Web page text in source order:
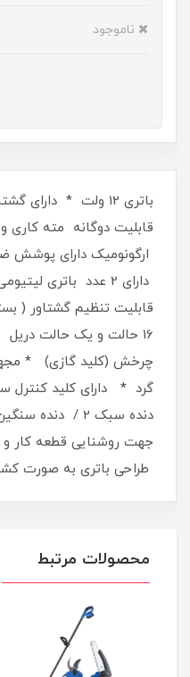
ناموجود
قابلیت دوگانه مته
ارگونومیک دارای پوشش
قابلیت تنظیم گشتاور (
16 حالت و یک حالت
چرخش (کلید گازی) *
گرد * دارای کلید
جهت روشنایی قطعه کار
طراحی باتری به صورت
محصولات مرتبط